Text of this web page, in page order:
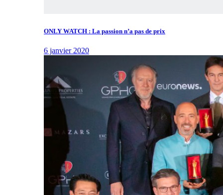
ONLY WATCH : La passion n’a pas de prix
6 janvier 2020